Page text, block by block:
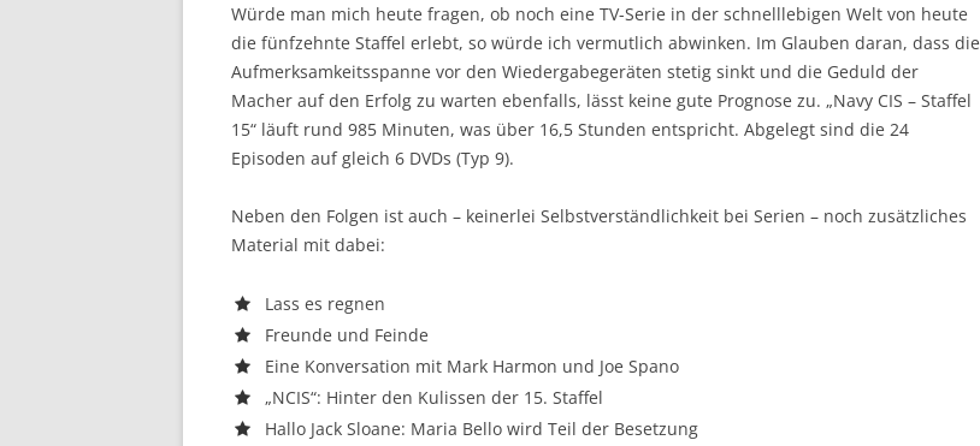
Würde man mich heute fragen, ob noch eine TV-Serie in der schnelllebigen Welt von heute
die fünfzehnte Staffel erlebt, so würde ich vermutlich abwinken. Im Glauben daran, dass die
Aufmerksamkeitsspanne vor den Wiedergabegeräten stetig sinkt und die Geduld der
Macher auf den Erfolg zu warten ebenfalls, lässt keine gute Prognose zu. „Navy CIS – Staffel
15“ läuft rund 985 Minuten, was über 16,5 Stunden entspricht. Abgelegt sind die 24
Episoden auf gleich 6 DVDs (Typ 9).
Neben den Folgen ist auch – keinerlei Selbstverständlichkeit bei Serien – noch zusätzliches
Material mit dabei:
Lass es regnen
Freunde und Feinde
Eine Konversation mit Mark Harmon und Joe Spano
„NCIS“: Hinter den Kulissen der 15. Staffel
Hallo Jack Sloane: Maria Bello wird Teil der Besetzung